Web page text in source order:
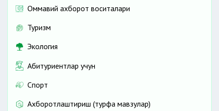
Оммавий ахборот воситалари
Туризм
Экология
Абитуриентлар учун
Спорт
Ахборотлаштириш (турфа мавзулар)